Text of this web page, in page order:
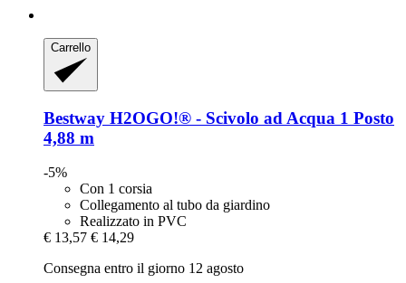
Carrello
Bestway H2OGO!® -​ Scivolo ad Acqua 1 Posto
4,88 m
-5%
Con 1 corsia
Collegamento al tubo da giardino
Realizzato in PVC
€ 13,57 € 14,29
Consegna entro il giorno 12 agosto